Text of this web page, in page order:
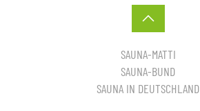
SAUNA-MATTI
SAUNA-BUND
SAUNA IN DEUTSCHLAND